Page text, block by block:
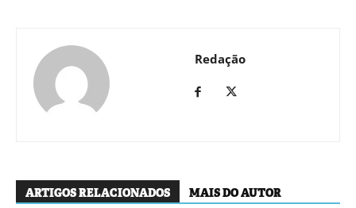
Redação
ARTIGOS RELACIONADOS MAIS DO AUTOR